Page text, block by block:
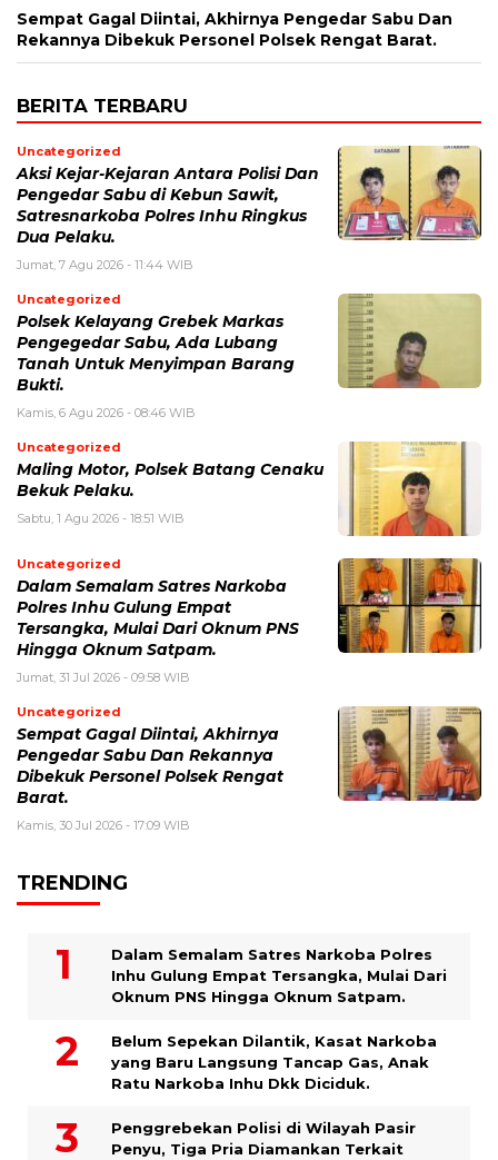
Sempat Gagal Diintai, Akhirnya Pengedar Sabu Dan
Rekannya Dibekuk Personel Polsek Rengat Barat.
BERITA TERBARU
Uncategorized
Aksi Kejar-Kejaran Antara Polisi Dan
Pengedar Sabu di Kebun Sawit,
Satresnarkoba Polres Inhu Ringkus
Dua Pelaku.
Jumat, 7 Agu 2026 - 11:44 WIB
Uncategorized
Polsek Kelayang Grebek Markas
Pengegedar Sabu, Ada Lubang
Tanah Untuk Menyimpan Barang
Bukti.
Kamis, 6 Agu 2026 - 08:46 WIB
Uncategorized
Maling Motor, Polsek Batang Cenaku
Bekuk Pelaku.
Sabtu, 1 Agu 2026 - 18:51 WIB
Uncategorized
Dalam Semalam Satres Narkoba
Polres Inhu Gulung Empat
Tersangka, Mulai Dari Oknum PNS
Hingga Oknum Satpam.
Jumat, 31 Jul 2026 - 09:58 WIB
Uncategorized
Sempat Gagal Diintai, Akhirnya
Pengedar Sabu Dan Rekannya
Dibekuk Personel Polsek Rengat
Barat.
Kamis, 30 Jul 2026 - 17:09 WIB
TRENDING
Dalam Semalam Satres Narkoba Polres
Inhu Gulung Empat Tersangka, Mulai Dari
Oknum PNS Hingga Oknum Satpam.
Belum Sepekan Dilantik, Kasat Narkoba
yang Baru Langsung Tancap Gas, Anak
Ratu Narkoba Inhu Dkk Diciduk.
Penggrebekan Polisi di Wilayah Pasir
Penyu, Tiga Pria Diamankan Terkait